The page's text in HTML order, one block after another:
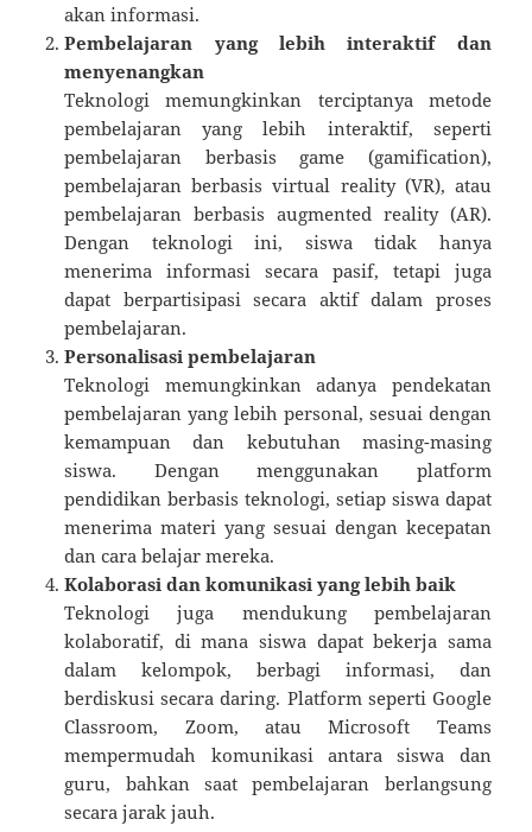
akan informasi.
Pembelajaran yang lebih interaktif dan
menyenangkan
Teknologi memungkinkan terciptanya metode
pembelajaran yang lebih interaktif, seperti
pembelajaran berbasis game (gamification),
pembelajaran berbasis virtual reality (VR), atau
pembelajaran berbasis augmented reality (AR).
Dengan teknologi ini, siswa tidak hanya
menerima informasi secara pasif, tetapi juga
dapat berpartisipasi secara aktif dalam proses
pembelajaran.
Personalisasi pembelajaran
Teknologi memungkinkan adanya pendekatan
pembelajaran yang lebih personal, sesuai dengan
kemampuan dan kebutuhan masing-masing
siswa. Dengan menggunakan platform
pendidikan berbasis teknologi, setiap siswa dapat
menerima materi yang sesuai dengan kecepatan
dan cara belajar mereka.
Kolaborasi dan komunikasi yang lebih baik
Teknologi juga mendukung pembelajaran
kolaboratif, di mana siswa dapat bekerja sama
dalam kelompok, berbagi informasi, dan
berdiskusi secara daring. Platform seperti Google
Classroom, Zoom, atau Microsoft Teams
mempermudah komunikasi antara siswa dan
guru, bahkan saat pembelajaran berlangsung
secara jarak jauh.